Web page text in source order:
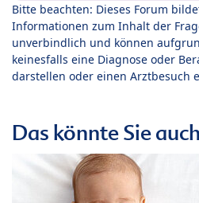
Bitte beachten: Dieses Forum
Informationen zum Inhalt der
unverbindlich und können
keinesfalls eine Diagnose oder
darstellen oder einen Arztbesuch
Das könnte Sie